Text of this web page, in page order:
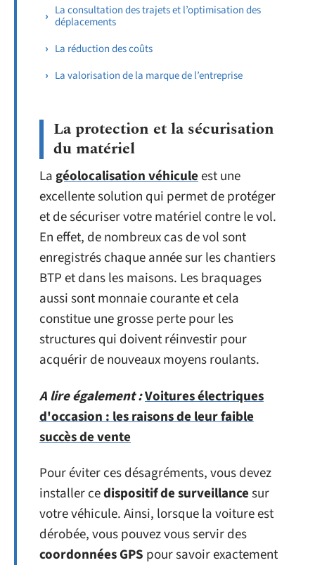
La consultation des trajets et l’optimisation des
déplacements
La réduction des coûts
La valorisation de la marque de l’entreprise
La protection et la sécurisation
du matériel
Lagéolocalisation véhiculeest une
excellente solution qui permet de protéger
et de sécuriser votre matériel contre le vol.
En effet, de nombreux cas de vol sont
enregistrés chaque année sur les chantiers
BTP et dans les maisons. Les braquages
aussi sont monnaie courante et cela
constitue une grosse perte pour les
structures qui doivent réinvestir pour
acquérir de nouveaux moyens roulants.
A lire également :Voitures électriques
d'occasion : les raisons de leur faible
succès de vente
Pour éviter ces désagréments, vous devez
installer cedispositif de surveillancesur
votre véhicule. Ainsi, lorsque la voiture est
dérobée, vous pouvez vous servir des
coordonnées GPS pour savoir exactement